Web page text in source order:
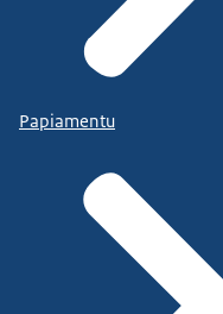
Papiamentu